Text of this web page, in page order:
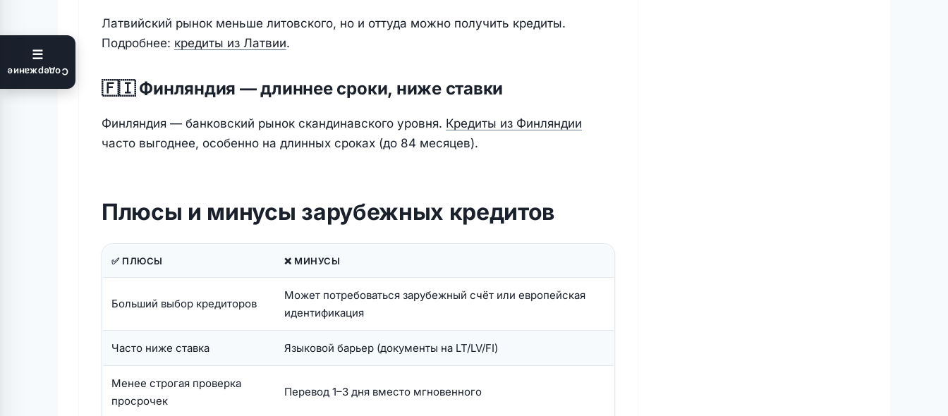
Латвийский рынок меньше литовского, но и оттуда можно получить кредиты.
Подробнее: кредиты из Латвии.
🇫🇮 Финляндия — длиннее сроки, ниже ставки
Финляндия — банковский рынок скандинавского уровня. Кредиты из Финляндии
часто выгоднее, особенно на длинных сроках (до 84 месяцев).
Плюсы и минусы зарубежных кредитов
✅ ПЛЮСЫ ❌ МИНУСЫ
Больший выбор кредиторов
Может потребоваться зарубежный счёт или европейская
идентификация
Часто ниже ставка Языковой барьер (документы на LT/LV/FI)
Менее строгая проверка
просрочек
Перевод 1–3 дня вместо мгновенного
☰
Содержание